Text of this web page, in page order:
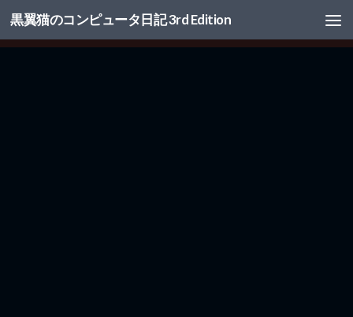
コンテンツへスキップ
黒翼猫のコンピュータ日記 3rd Edition